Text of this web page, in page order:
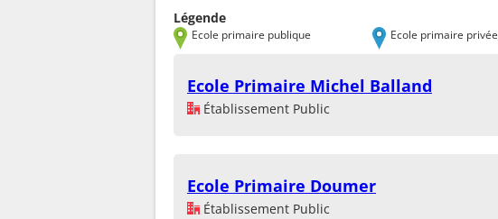
Légende
Ecole primaire publique Ecole primaire privée
Ecole Primaire Michel Balland
Établissement Public
Ecole Primaire Doumer
Établissement Public